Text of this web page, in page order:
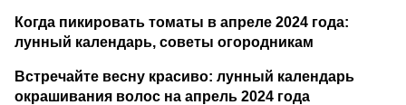
Когда пикировать томаты в апреле 2024 года:
лунный календарь, советы огородникам
Встречайте весну красиво: лунный календарь
окрашивания волос на апрель 2024 года